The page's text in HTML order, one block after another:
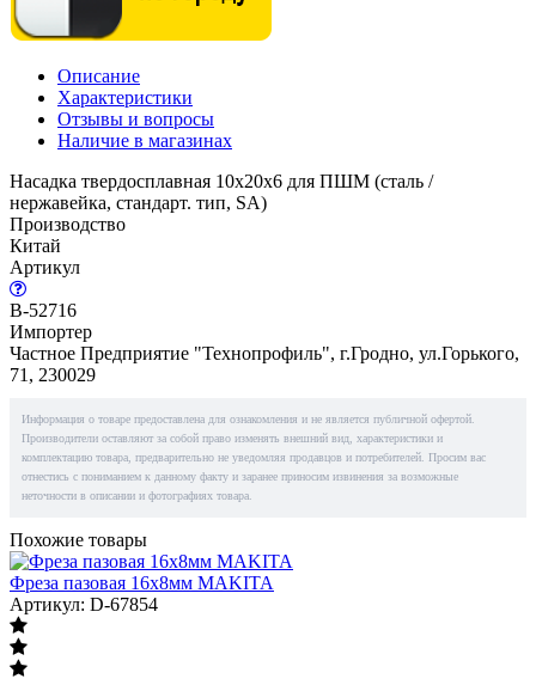
Описание
Характеристики
Отзывы и вопросы
Наличие в магазинах
Насадка твердосплавная 10x20x6 для ПШМ (сталь /
нержавейка, стандарт. тип, SA)
Производство
Китай
Артикул
B-52716
Импортер
Частное Предприятие "Технопрофиль", г.Гродно, ул.Горького,
71, 230029
Информация о товаре предоставлена для ознакомления и не является публичной офертой.
Производители оставляют за собой право изменять внешний вид, характеристики и
комплектацию товара, предварительно не уведомляя продавцов и потребителей. Просим вас
отнестись с пониманием к данному факту и заранее приносим извинения за возможные
неточности в описании и фотографиях товара.
Похожие товары
Фреза пазовая 16x8мм MAKITA
Артикул: D-67854